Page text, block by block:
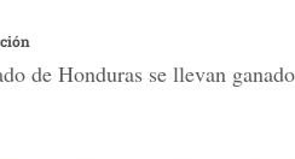
de Honduras se llevan